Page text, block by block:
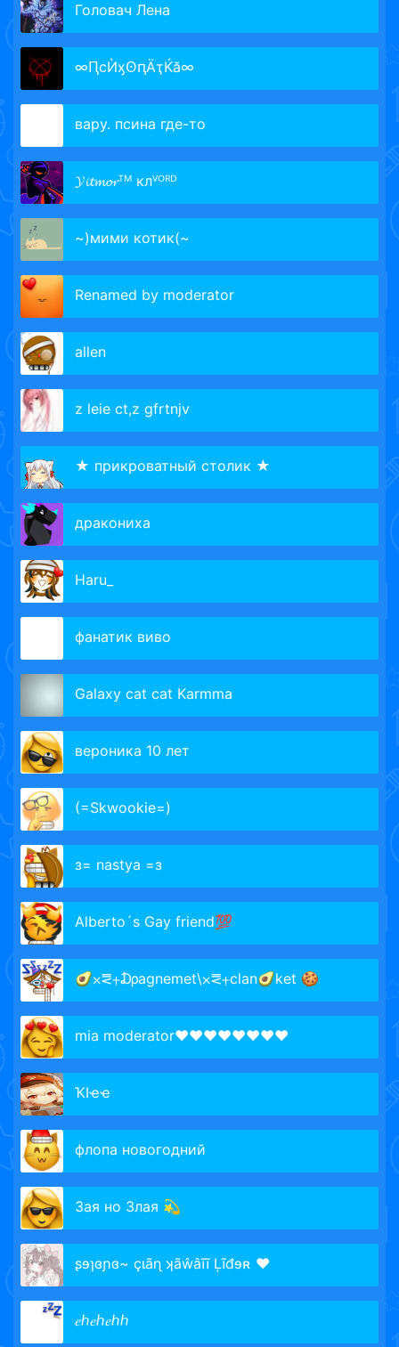
Головач Лена
∞ԤсЍӽꙨԥӒҭЌӑ∞
вару. псина где-то
𝓨𝓲𝓽𝓶𝓸𝓻ᵀᴹ клⱽᴼᴿᴰ
~)мими котик(~
Renamed by moderator
allen
z leie ct,z gfrtnjv
★ прикроватный столик ★
дракониха
Haru_
фанатик виво
Galaxy cat cat Karmma
вероника 10 лет
(=Skwookie=)
з= nastya =з
Alberto´s Gay friend💯
🥑⨉⪙⨥₯agnemet\⨉⪙⨥clan🥑ket 🍪
mia moderator❤️❤️❤️❤️❤️❤️❤️❤️
ҠӀҽҽ
флопа новогодний
Зая но Злая 💫
ʂɘɿɞɲɞ~ çɩãɳ ʞãŵâĩĩ Ļĩđɘʀ ♥
𝑒ℎ𝑒ℎ𝑒ℎℎ